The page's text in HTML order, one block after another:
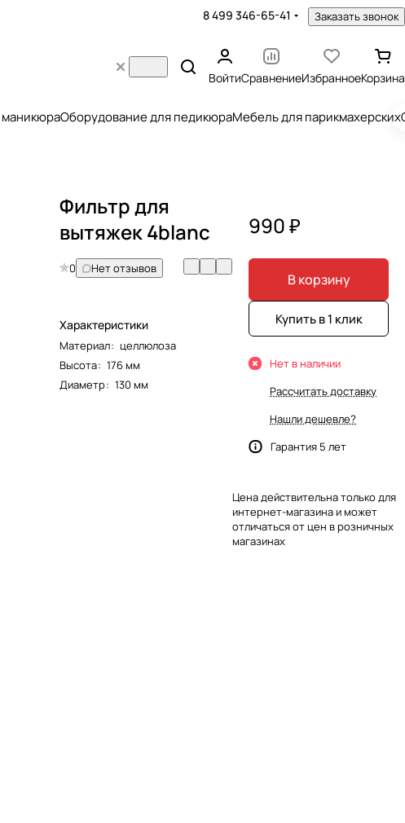
8 499 346-65-41 Заказать звонок
ВойтиСравнениеИзбранноеКорзина
Оборудование для педикюраМебель для парикмахерских
Фильтр для
вытяжек 4blanc
0 Нет отзывов
Характеристики
Материал: целлюлоза
Высота: 176 мм
Диаметр: 130 мм
990 ₽
В корзину
Купить в 1 клик
Нет в наличии
Рассчитать доставку
Нашли дешевле?
Гарантия 5 лет
Цена действительна только для
интернет-магазина и может
отличаться от цен в розничных
магазинах